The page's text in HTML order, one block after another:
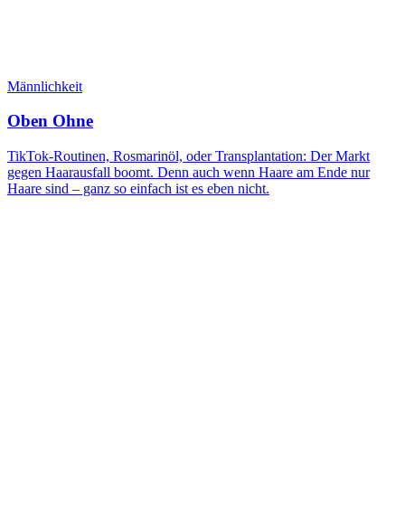
Männlichkeit
Oben Ohne
TikTok-Routinen, Rosmarinöl, oder Transplantation: Der Markt
gegen Haarausfall boomt. Denn auch wenn Haare am Ende nur
Haare sind – ganz so einfach ist es eben nicht.